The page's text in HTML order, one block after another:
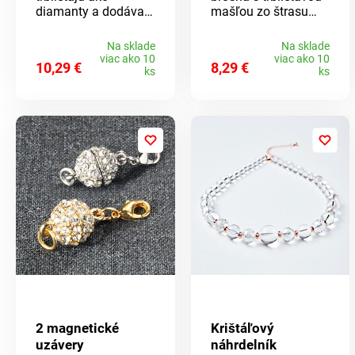
diamanty a dodávajú
nádych luxusu.
Štýlová a originálna.
Prepracovaný
10,29 €
Na sklade
viac ako 10
ks
mašľou zo štrasu
nielen milovníkom
mačiek. Skrášli
každý outfit.
8,29 €
Na sklade
viac ako 10
ks
2 magnetické
uzávery
Krištáľový
náhrdelník